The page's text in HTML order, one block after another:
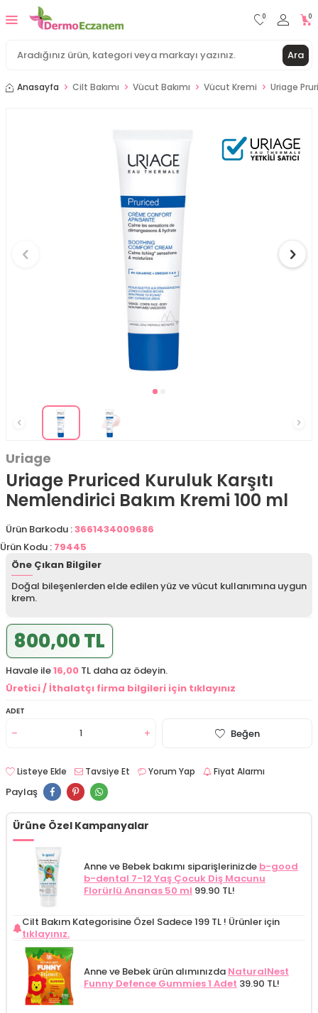
Ara
0 0
Anasayfa Cilt Bakımı Vücut Bakımı Vücut Kremi Uriage
Uriage
Uriage Pruriced Kuruluk Karşıtı
Nemlendirici Bakım Kremi 100 ml
Ürün Barkodu :3661434009686
Ürün Kodu : 79445
Öne Çıkan Bilgiler
Doğal bileşenlerden elde edilen yüz ve vücut kullanımına uygun
krem.
800,00 TL
Havale ile16,00 TL daha az ödeyin.
Üretici / İthalatçı firma bilgileri için tıklayınız
ADET
Beğen
Listeye Ekle Tavsiye Et Yorum Yap Fiyat Alarmı
Paylaş
Ürüne Özel Kampanyalar
Anne ve Bebek bakımı siparişlerinizde b-good
b-dental 7-12 Yaş Çocuk Diş Macunu
Florürlü Ananas 50 ml 99.90 TL!
Cilt Bakım Kategorisine Özel Sadece 199 TL ! Ürünler için
tıklayınız.
Anne ve Bebek ürün alımınızda NaturalNest
Funny Defence Gummies 1 Adet 39.90 TL!